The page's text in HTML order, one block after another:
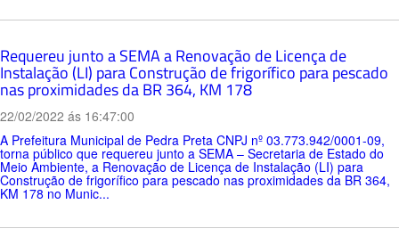
Requereu junto a SEMA a Renovação de Licença de
Instalação (LI) para Construção de frigorífico para pescado
nas proximidades da BR 364, KM 178
22/02/2022 ás 16:47:00
A Prefeitura Municipal de Pedra Preta CNPJ nº 03.773.942/0001-09,
torna público que requereu junto a SEMA – Secretaria de Estado do
Meio Ambiente, a Renovação de Licença de Instalação (LI) para
Construção de frigorífico para pescado nas proximidades da BR 364,
KM 178 no Munic...